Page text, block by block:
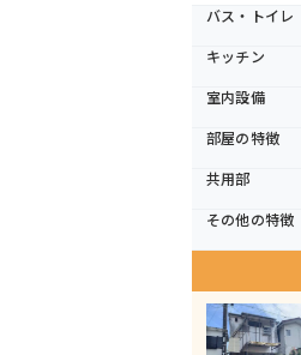
バス・トイレ
キッチン
室内設備
部屋の特徴
共用部
その他の特徴